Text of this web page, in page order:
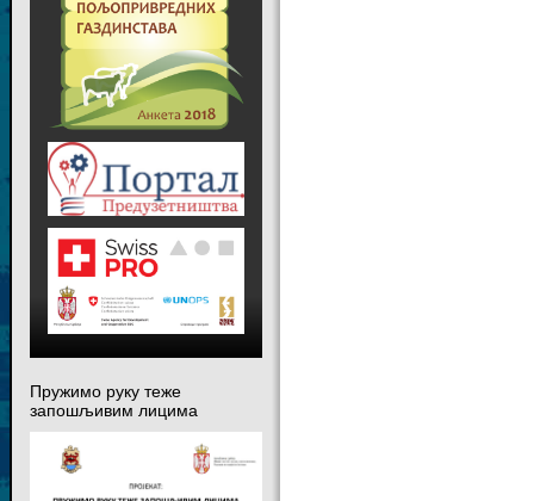
Пружимо руку теже
запошљивим лицима